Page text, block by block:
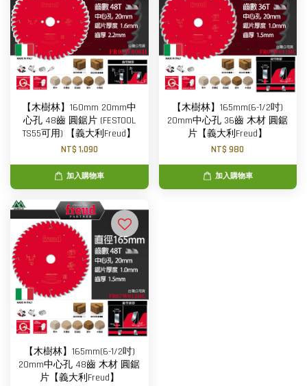
【木樹林】160mm 20mm中
心孔 48齒 圓鋸片 (FESTOOL
TS55可用) 【義大利Freud】
NT$ 1,090
加入購物車
【木樹林】165mm(6-1/2吋)
20mm中心孔 36齒 木材 圓鋸
片【義大利Freud】
NT$ 980
加入購物車
【木樹林】165mm(6-1/2吋)
20mm中心孔 48齒 木材 圓鋸
片【義大利Freud】